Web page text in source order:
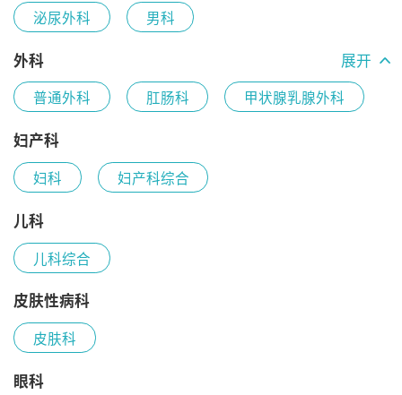
泌尿外科 男科
外科 展开
普通外科 肛肠科 甲状腺乳腺外科
疼痛麻醉科
妇产科
妇科 妇产科综合
儿科
儿科综合
皮肤性病科
皮肤科
眼科